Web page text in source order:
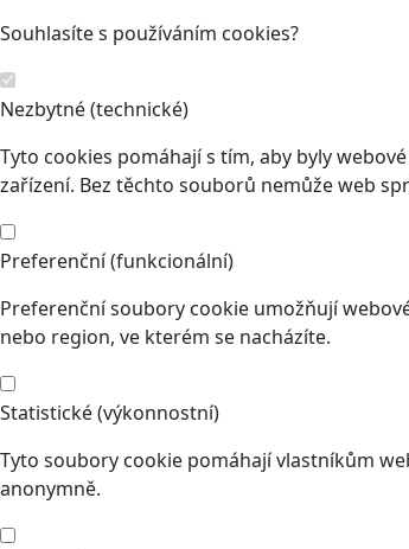
Souhlasíte s používáním cookies?
Nezbytné (technické)
Tyto cookies pomáhají s tím, aby byly
zařízení. Bez těchto souborů nemůže web
Preferenční (funkcionální)
Preferenční soubory cookie umožňují
nebo region, ve kterém se nacházíte.
Statistické (výkonnostní)
Tyto soubory cookie pomáhají vlastníkům
anonymně.